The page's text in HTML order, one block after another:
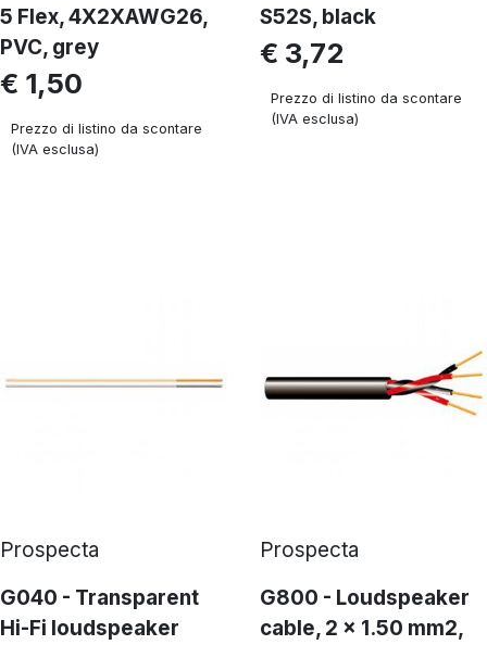
5 Flex, 4X2XAWG26,
PVC, grey
€ 1,50
Prezzo di listino da scontare
(IVA esclusa)
S52S, black
€ 3,72
Prezzo di listino da scontare
(IVA esclusa)
Prospecta
G040 - Transparent
Hi-Fi loudspeaker
Prospecta
G800 - Loudspeaker
cable, 2 x 1.50 mm2,